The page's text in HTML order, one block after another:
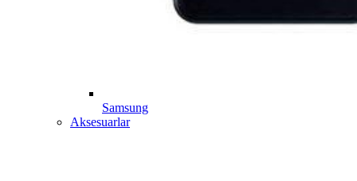
Samsung
Aksesuarlar